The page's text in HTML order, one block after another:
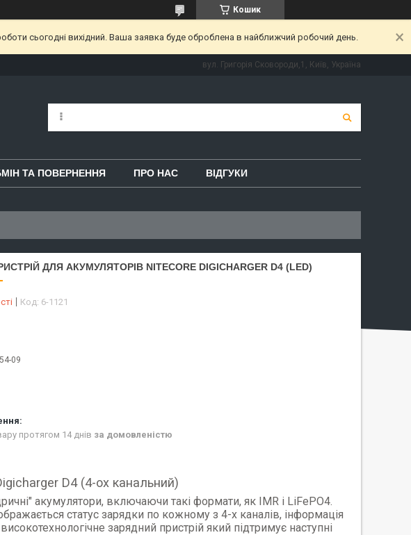
Кошик
сьогодні вихідний. Ваша заявка буде оброблена в найближчий робочий день.
вул. Григорія Сковороди,1, Київ, Україна
ТА ПОВЕРНЕННЯ ПРО НАС ВІДГУКИ
ДЛЯ АКУМУЛЯТОРІВ NITECORE DIGICHARGER D4 (LED)
Код: 6-1121
09
протягом 14 днів за домовленістю
D4 (4-ох канальний)
акумулятори, включаючи такі формати, як IMR і LiFePO4.
статус зарядки по кожному з 4-х каналів, інформація
зарядний пристрій який підтримує наступні